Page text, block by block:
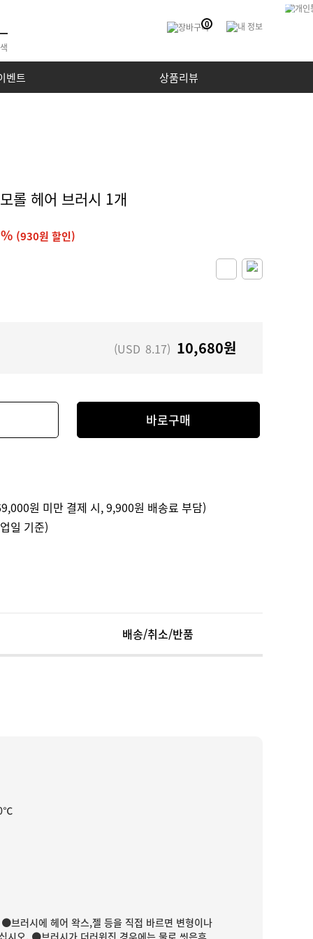
0
벤트 상품리뷰
롤 헤어 브러시 1개
(930원 할인)
(USD 8.17) 10,680원
바로구매
원 미만 결제 시, 9,900원 배송료 부담)
일 기준)
배송/취소/반품
브러시에 헤어 왁스,젤 등을 직접 바르면 변형이나
시오. ●브러시가 더러워진 경우에는 물로 씻은후